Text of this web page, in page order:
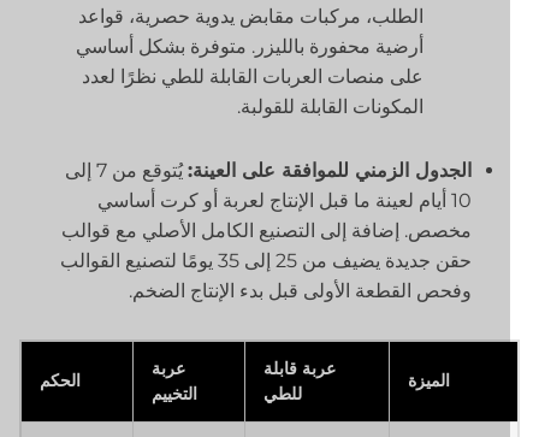
الطلب، مركبات مقابض يدوية حصرية، قواعد
أرضية محفورة بالليزر. متوفرة بشكل أساسي
على منصات العربات القابلة للطي نظرًا لعدد
المكونات القابلة للقولبة.
الجدول الزمني للموافقة على العينة:
يُتوقع من 7 إلى
10 أيام لعينة ما قبل الإنتاج لعربة أو كرت أساسي
مخصص. إضافة إلى التصنيع الكامل الأصلي مع قوالب
حقن جديدة يضيف من 25 إلى 35 يومًا لتصنيع القوالب
وفحص القطعة الأولى قبل بدء الإنتاج الضخم.
الميزة
عربة قابلة
للطي
عربة
التخييم
الحكم